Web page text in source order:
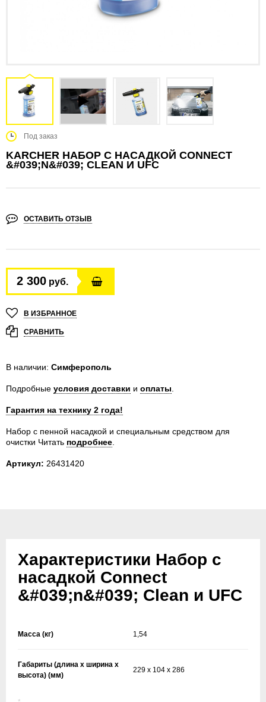
Под заказ
KARCHER НАБОР С НАСАДКОЙ CONNECT
&#039;N&#039; CLEAN И UFC
ОСТАВИТЬ ОТЗЫВ
2 300 руб.
В ИЗБРАННОЕ
СРАВНИТЬ
В наличии: Симферополь
Подробные условия доставки и оплаты
Гарантия на технику 2 года!
Набор с пенной насадкой и специальным средством для
очистки Читать подробнее
Артикул: 26431420
Характеристики Набор с
насадкой Connect
&#039;n&#039; Clean и UFC
Масса (кг) 1,54
Габариты (длина х ширина х
высота) (мм)
229 x 104 x 286